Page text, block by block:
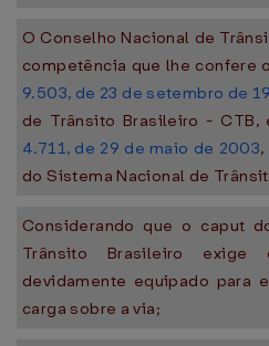
O Conselho Nacional de
competência que lhe confere
9.503, de 23 de setembro de
de Trânsito Brasileiro - CTB,
4.711, de 29 de maio de 2003
do Sistema Nacional de
Considerando que o caput
Trânsito Brasileiro
devidamente equipado para
carga sobre a via;